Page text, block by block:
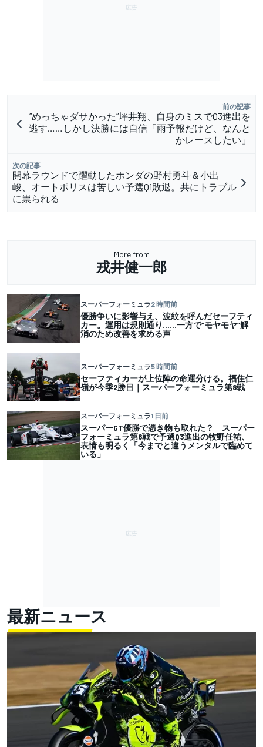
前の記事
”めっちゃダサかった”坪井翔、自身のミスでQ3進出を
逃す……しかし決勝には自信「雨予報だけど、なんと
かレースしたい」
次の記事
開幕ラウンドで躍動したホンダの野村勇斗＆小出
峻、オートポリスは苦しい予選Q1敗退。共にトラブル
に祟られる
More from
戎井健一郎
スーパーフォーミュラ2 時間前
優勝争いに影響与え、波紋を呼んだセーフティ
カー。運用は規則通り……一方で“モヤモヤ”解
消のため改善を求める声
スーパーフォーミュラ5 時間前
セーフティカーが上位陣の命運分ける。福住仁
嶺が今季2勝目｜スーパーフォーミュラ第8戦
スーパーフォーミュラ1 日前
スーパーGT優勝で憑き物も取れた？ スーパー
フォーミュラ第8戦で予選Q3進出の牧野任祐、
表情も明るく「今までと違うメンタルで臨めて
いる」
最新ニュース